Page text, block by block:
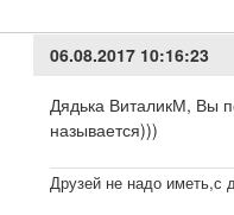
06.08.2017 10:16:23
Дядька ВиталикМ, Вы
называется)))
Друзей не надо иметь,с